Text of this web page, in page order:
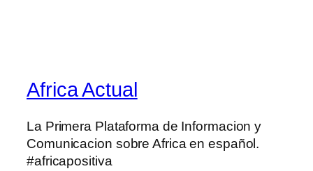
Africa Actual
La Primera Plataforma de Informacion y
Comunicacion sobre Africa en español.
#africapositiva